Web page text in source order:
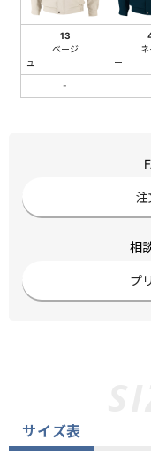
13
ベージ
-
注
相
プ
サイズ表